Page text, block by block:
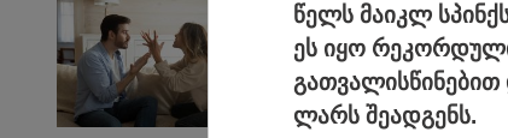
წელს მა­იკლ
ეს იყო
ლარს შე­ად­გენს.